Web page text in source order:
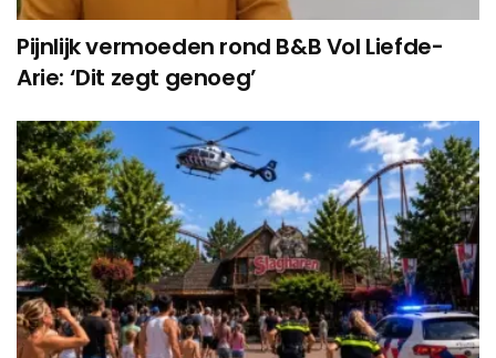
Pijnlijk vermoeden rond B&B Vol Liefde-
Arie: ‘Dit zegt genoeg’